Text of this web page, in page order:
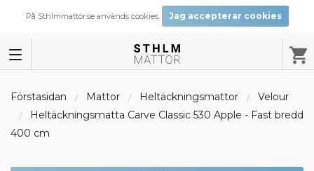
På Sthlmmattor.se används cookies. Jag accepterar cookies
Förstasidan Mattor Heltäckningsmattor
Velour
Heltäckningsmatta Carve Classic 530 Apple - Fast bredd
400 cm